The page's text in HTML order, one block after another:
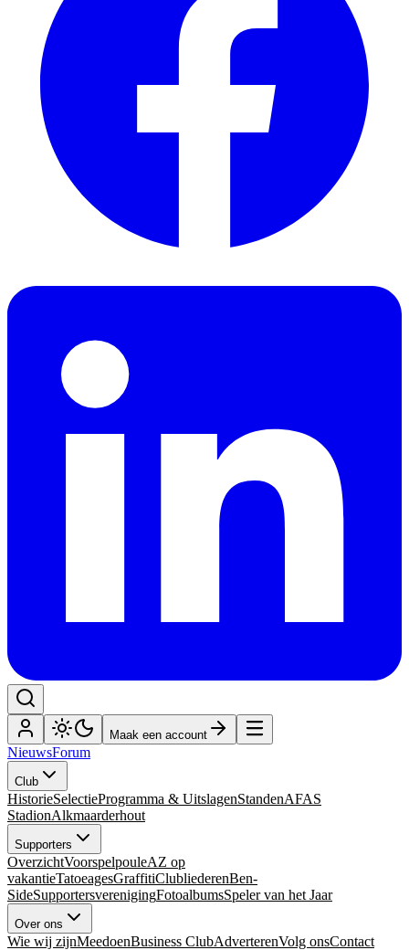
Maak een account
NieuwsForum
Club
HistorieSelectieProgramma & UitslagenStandenAFAS
StadionAlkmaarderhout
Supporters
OverzichtVoorspelpouleAZ op
vakantieTatoeagesGraffitiClubliederenBen-
SideSupportersverenigingFotoalbumsSpeler van het Jaar
Over ons
Wie wij zijnMeedoenBusiness ClubAdverterenVolg onsContact